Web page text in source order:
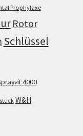
Prophylaxe
Rotor
Schlüssel
4000
W&H